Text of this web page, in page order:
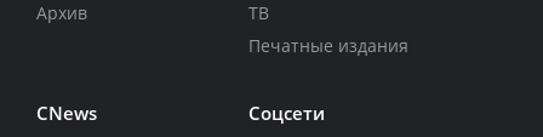
Архив
ТВ
Печатные издания
CNews Соцсети